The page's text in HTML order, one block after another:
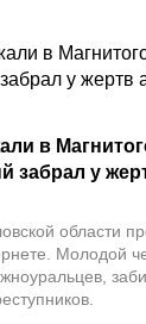
в
забрал у
области
Молодой